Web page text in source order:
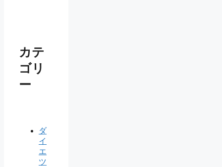
カテ
ゴリ
ー
ダ
イ
エ
ツ